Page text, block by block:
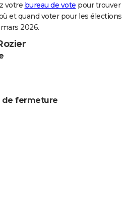
votre bureau de vote pour trouver
et quand voter pour les élections
2026.
de fermeture